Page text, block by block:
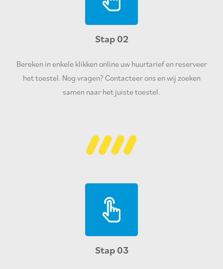
Stap 02
Bereken in enkele klikken online uw huurtarief en reserveer
het toestel. Nog vragen? Contacteer ons en wij zoeken
samen naar het juiste toestel.
Stap 03